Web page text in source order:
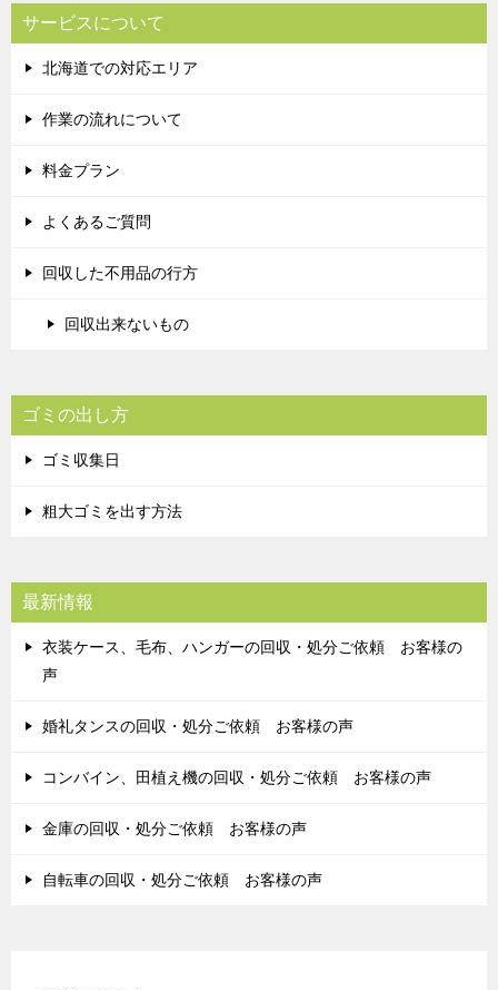
サービスについて
北海道での対応エリア
作業の流れについて
料金プラン
よくあるご質問
回収した不用品の行方
回収出来ないもの
ゴミの出し方
ゴミ収集日
粗大ゴミを出す方法
最新情報
衣装ケース、毛布、ハンガーの回収・処分ご依頼 お客様の
声
婚礼タンスの回収・処分ご依頼 お客様の声
コンバイン、田植え機の回収・処分ご依頼 お客様の声
金庫の回収・処分ご依頼 お客様の声
自転車の回収・処分ご依頼 お客様の声